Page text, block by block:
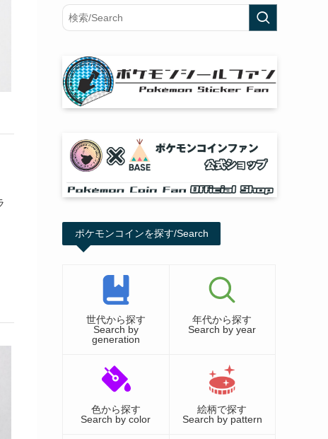
ポケモンコインを探す/Search
世代から探す
Search by
generation
年代から探す
Search by year
色から探す
Search by color
絵柄で探す
Search by pattern